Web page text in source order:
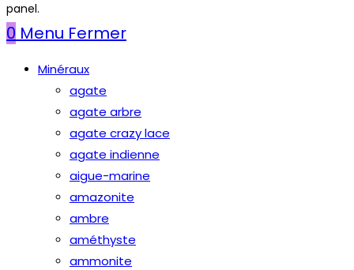
panel.
0 Menu Fermer
Minéraux
agate
agate arbre
agate crazy lace
agate indienne
aigue-marine
amazonite
ambre
améthyste
ammonite